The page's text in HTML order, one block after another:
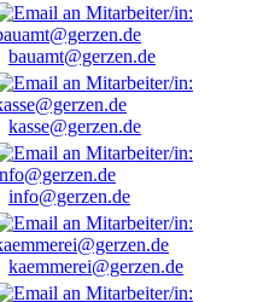
bauamt@gerzen.de
kasse@gerzen.de
info@gerzen.de
kaemmerei@gerzen.de